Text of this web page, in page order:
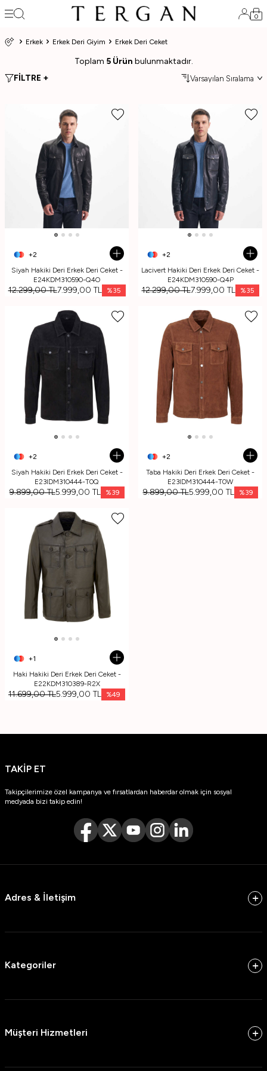
0
Erkek Erkek Deri Giyim Erkek Deri Ceket
Toplam 5 Ürün bulunmaktadır.
FİLTRE +
+2
Siyah Hakiki Deri Erkek Deri Ceket -
E24KDM310590-Q4O
12.299,00TL7.999,00 TL %35
+2
Lacivert Hakiki Deri Erkek Deri Ceket -
E24KDM310590-Q4P
12.299,00TL7.999,00 TL %35
+2
Siyah Hakiki Deri Erkek Deri Ceket -
E23IDM310444-T0Q
9.899,00TL5.999,00 TL %39
+2
Taba Hakiki Deri Erkek Deri Ceket -
E23IDM310444-T0W
9.899,00TL5.999,00 TL %39
+1
Haki Hakiki Deri Erkek Deri Ceket -
E22KDM310389-R2X
11.699,00TL5.999,00 TL %49
TAKİP ET
Takipçilerimize özel kampanya ve fırsatlardan haberdar olmak için sosyal
medyada bizi takip edin!
Adres & İletişim
Kategoriler
Müşteri Hizmetleri